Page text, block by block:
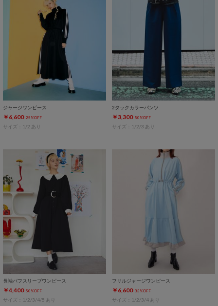
ジャージワンピース
￥6,600 25%OFF
サイズ：1/2 あり
2タックカラーパンツ
￥3,300 50%OFF
サイズ：1/2/3 あり
長袖パフスリーブワンピース
￥4,400 50%OFF
サイズ：1/2/3/4/5 あり
フリルジャージワンピース
￥6,600 33%OFF
サイズ：1/2/3/4 あり